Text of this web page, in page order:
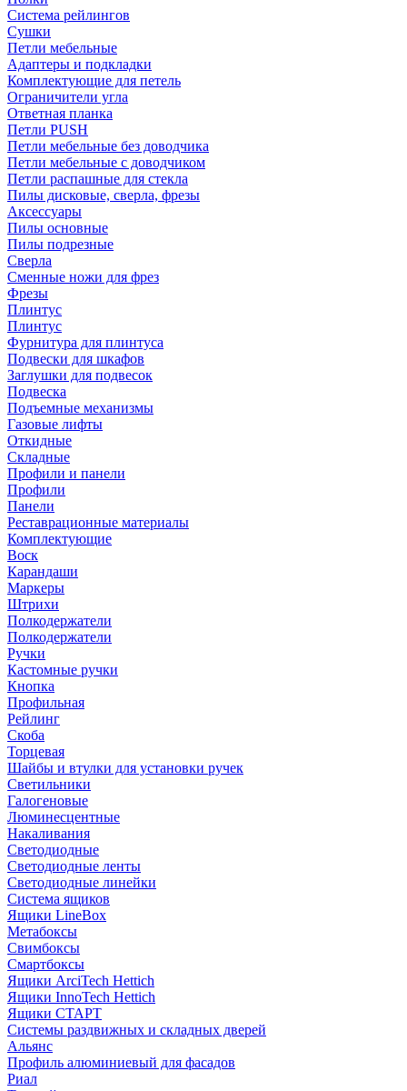
Система рейлингов
Сушки
Петли мебельные
Адаптеры и подкладки
Комплектующие для петель
Ограничители угла
Ответная планка
Петли PUSH
Петли мебельные без доводчика
Петли мебельные с доводчиком
Петли распашные для стекла
Пилы дисковые, сверла, фрезы
Аксессуары
Пилы основные
Пилы подрезные
Сверла
Сменные ножи для фрез
Фрезы
Плинтус
Плинтус
Фурнитура для плинтуса
Подвески для шкафов
Заглушки для подвесок
Подвеска
Подъемные механизмы
Газовые лифты
Откидные
Складные
Профили и панели
Профили
Панели
Реставрационные материалы
Комплектующие
Воск
Карандаши
Маркеры
Штрихи
Полкодержатели
Полкодержатели
Ручки
Кастомные ручки
Кнопка
Профильная
Рейлинг
Скоба
Торцевая
Шайбы и втулки для установки ручек
Светильники
Галогеновые
Люминесцентные
Накаливания
Светодиодные
Светодиодные ленты
Светодиодные линейки
Система ящиков
Ящики LineBox
Метабоксы
Свимбоксы
Смартбоксы
Ящики ArciTech Hettich
Ящики InnoTech Hettich
Ящики СТАРТ
Системы раздвижных и складных дверей
Альянс
Профиль алюминиевый для фасадов
Риал